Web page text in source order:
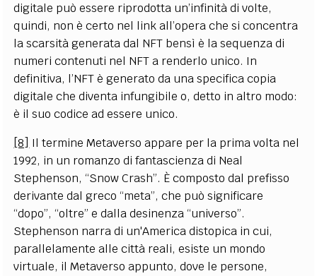
digitale può essere riprodotta un’infinità di volte,
quindi, non è certo nel link all’opera che si concentra
la scarsità generata dal NFT bensì è la sequenza di
numeri contenuti nel NFT a renderlo unico. In
definitiva, l’NFT è generato da una specifica copia
digitale che diventa infungibile o, detto in altro modo:
è il suo codice ad essere unico.
[8] Il termine Metaverso appare per la prima volta nel
1992, in un romanzo di fantascienza di Neal
Stephenson, “Snow Crash”. È composto dal prefisso
derivante dal greco “meta”, che può significare
“dopo”, “oltre” e dalla desinenza “universo”.
Stephenson narra di un'America distopica in cui,
parallelamente alle città reali, esiste un mondo
virtuale, il Metaverso appunto, dove le persone,